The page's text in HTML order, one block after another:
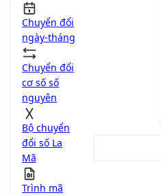
Chuyển đổi
ngày-tháng
Chuyển đổi
cơ số số
nguyên
Bộ chuyển
đổi số La
Mã
Trình mã